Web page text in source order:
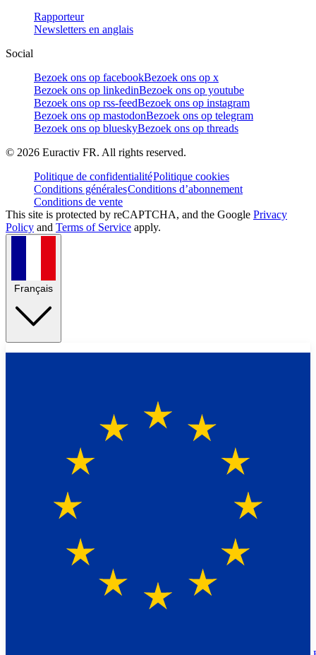
Rapporteur
Newsletters en anglais
Social
Bezoek ons op facebookBezoek ons op x
Bezoek ons op linkedinBezoek ons op youtube
Bezoek ons op rss-feedBezoek ons op instagram
Bezoek ons op mastodonBezoek ons op telegram
Bezoek ons op blueskyBezoek ons op threads
© 2026 Euractiv FR. All rights reserved.
Politique de confidentialitéPolitique cookies
Conditions généralesConditions d’abonnement
Conditions de vente
This site is protected by reCAPTCHA, and the Google Privacy
Policy and Terms of Service apply.
Français